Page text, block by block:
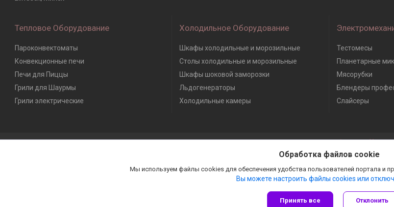
Тепловое Оборудование
Пароконвектоматы
Конвекционные печи
Печи для Пиццы
Грили для Шаурмы
Грили электрические
Холодильное Оборудование
Шкафы холодильные и морозильные
Столы холодильные и морозильные
Шкафы шоковой заморозки
Льдогенераторы
Холодильные камеры
Тестомесы
Планетарные
Мясорубки
Блендеры
Слайсеры
Сайт создан на платформе Deal.by
Политика обработки файлов cookies
Обработка файлов cookie
Мы используем файлы cookies для обеспечения удобства пользователей портала и
Вы можете настроить файлы cookies или
Принять все Отклонить
Гастробизнес |
Пожаловаться на контент
Select Language ▼